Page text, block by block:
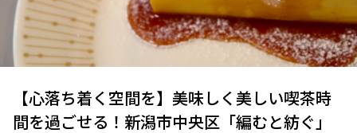
【心落ち着く空間を】美味しく美しい喫茶時
間を過ごせる！新潟市中央区「編むと紡ぐ」